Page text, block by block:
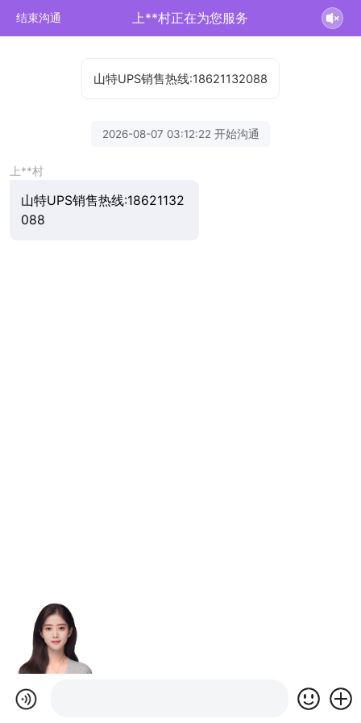
结束沟通 上**村正在为您服务
山特UPS销售热线:18621132088
2026-08-07 03:12:22 开始沟通
上**村
山特UPS销售热线:18621132
088